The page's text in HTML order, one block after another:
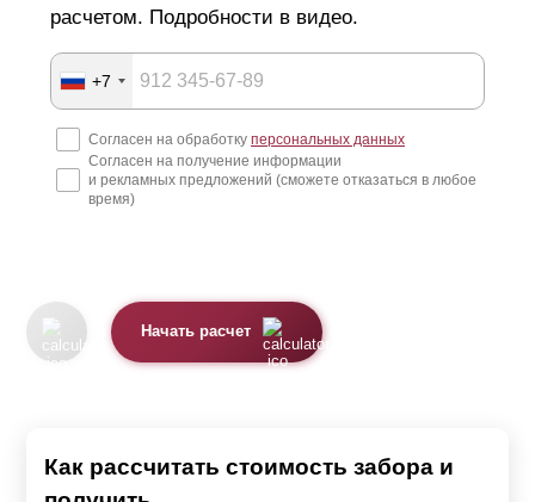
расчетом. Подробности в видео.
+7
Согласен на обработку персональных данных
Согласен на получение информации
и рекламных предложений (сможете отказаться в любое
время)
Начать расчет
Как рассчитать стоимость забора и